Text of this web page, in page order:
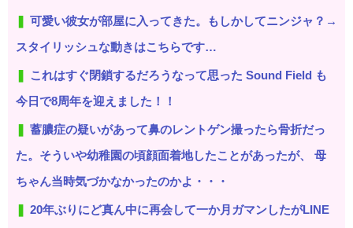
可愛い彼女が部屋に入ってきた。もしかしてニンジャ？→
スタイリッシュな動きはこちらです…
これはすぐ閉鎖するだろうなって思った Sound Field も
今日で8周年を迎えました！！
蓄膿症の疑いがあって鼻のレントゲン撮ったら骨折だっ
た。そういや幼稚園の頃顔面着地したことがあったが、 母
ちゃん当時気づかなかったのかよ・・・
20年ぶりにど真ん中に再会して一か月ガマンしたがLINE